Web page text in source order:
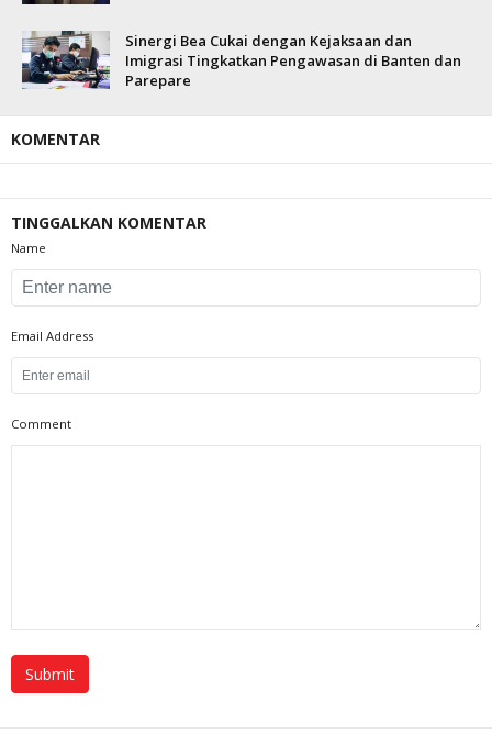
Sinergi Bea Cukai dengan Kejaksaan dan
Imigrasi Tingkatkan Pengawasan di Banten dan
Parepare
KOMENTAR
TINGGALKAN KOMENTAR
Name
Email Address
Comment